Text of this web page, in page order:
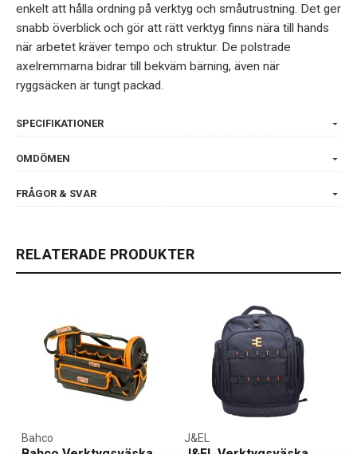
enkelt att hålla ordning på verktyg och småutrustning. Det ger
snabb överblick och gör att rätt verktyg finns nära till hands
när arbetet kräver tempo och struktur. De polstrade
axelremmarna bidrar till bekväm bärning, även när
ryggsäcken är tungt packad.
SPECIFIKATIONER
OMDÖMEN
FRÅGOR & SVAR
RELATERADE PRODUKTER
Bahco J&EL